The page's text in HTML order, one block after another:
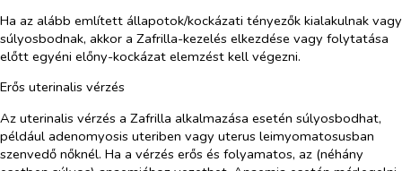
Ha az alább említett állapotok/kockázati tényezők kialakulnak vagy
súlyosbodnak, akkor a Zafrilla-kezelés elkezdése vagy folytatása
előtt egyéni előny-kockázat elemzést kell végezni.
Erős uterinalis vérzés
Az uterinalis vérzés a Zafrilla alkalmazása esetén súlyosbodhat,
például adenomyosis uteriben vagy uterus leimyomatosusban
szenvedő nőknél. Ha a vérzés erős és folyamatos, az (néhány